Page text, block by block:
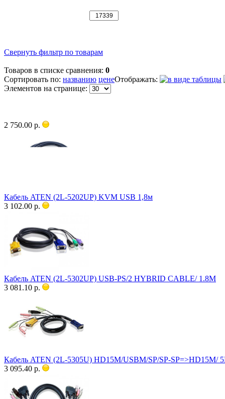
Свернуть фильтр по товарам
Товаров в списке сравнения: 0
Сортировать по: названию ценеОтображать:
Элементов на странице:
2 750.00 р.
Кабель ATEN (2L-5202UP) KVM USB 1,8м
3 102.00 р.
Кабель ATEN (2L-5302UP) USB-PS/2 HYBRID CABLE/ 1.8M
3 081.10 р.
Кабель ATEN (2L-5305U) HD15M/USBM/SP/SP-SP=>HD15M/
3 095.40 р.